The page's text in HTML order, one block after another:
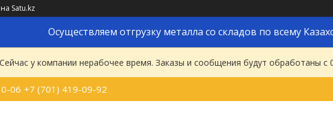
на Satu.kz
Осуществляем отгрузку металла со складов по всему
Сейчас у компании нерабочее время. Заказы и сообщения будут обработаны с
06 +7 (701) 419-09-92